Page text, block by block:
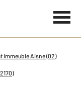
Immeuble Aisne (02)